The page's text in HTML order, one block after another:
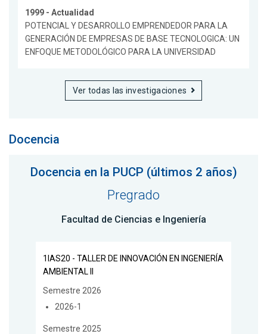
1999 - Actualidad
POTENCIAL Y DESARROLLO EMPRENDEDOR PARA LA
GENERACIÓN DE EMPRESAS DE BASE TECNOLOGICA: UN
ENFOQUE METODOLÓGICO PARA LA UNIVERSIDAD
Ver todas las investigaciones
Docencia
Docencia en la PUCP (últimos 2 años)
Pregrado
Facultad de Ciencias e Ingeniería
1IAS20 - TALLER DE INNOVACIÓN EN INGENIERÍA
AMBIENTAL II
Semestre 2026
2026-1
Semestre 2025